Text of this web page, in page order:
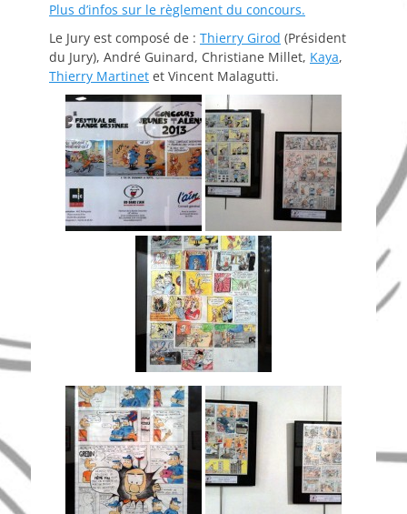
Plus d’infos sur le règlement du concours.
Le Jury est composé de : Thierry Girod (Président
du Jury), André Guinard, Christiane Millet, Kaya,
Thierry Martinet et Vincent Malagutti.